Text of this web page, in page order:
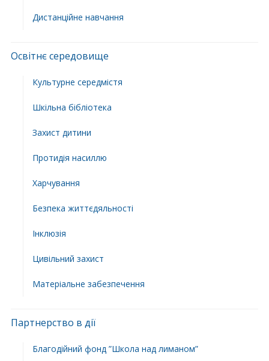
Дистанційне навчання
Освітнє середовище
Культурне середмістя
Шкільна бібліотека
Захист дитини
Протидія насиллю
Харчування
Безпека життєдяльності
Інклюзія
Цивільний захист
Матеріальне забезпечення
Партнерство в дії
Благодійний фонд ”Школа над лиманом”